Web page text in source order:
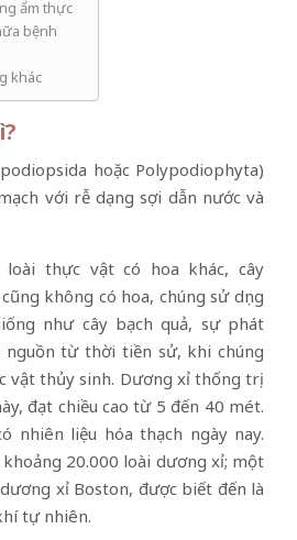
ẩm thực
bệnh
khác
hoặc Polypodiophyta)
với rễ dạng sợi dẫn nước và
loài thực vật có hoa khác, cây
không có hoa, chúng sử dụng
như cây bạch quả, sự phát
từ thời tiền sử, khi chúng
vật thủy sinh. Dương xỉ thống trị
đạt chiều cao từ 5 đến 40 mét.
nhiên liệu hóa thạch ngày nay.
20.000 loài dương xỉ; một
xỉ Boston, được biết đến là
tự nhiên.